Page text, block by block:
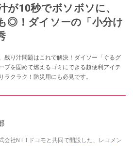
が10秒でボソボソに、
◎！ダイソーの「小分け
残り汁問題はこれで解決！ダイソー「ぐるグ
プを固めて燃えるゴミにできる超便利アイテ
ラクラク！防災用にも必見です。
会社NTTドコモと共同で開設した、レコメン